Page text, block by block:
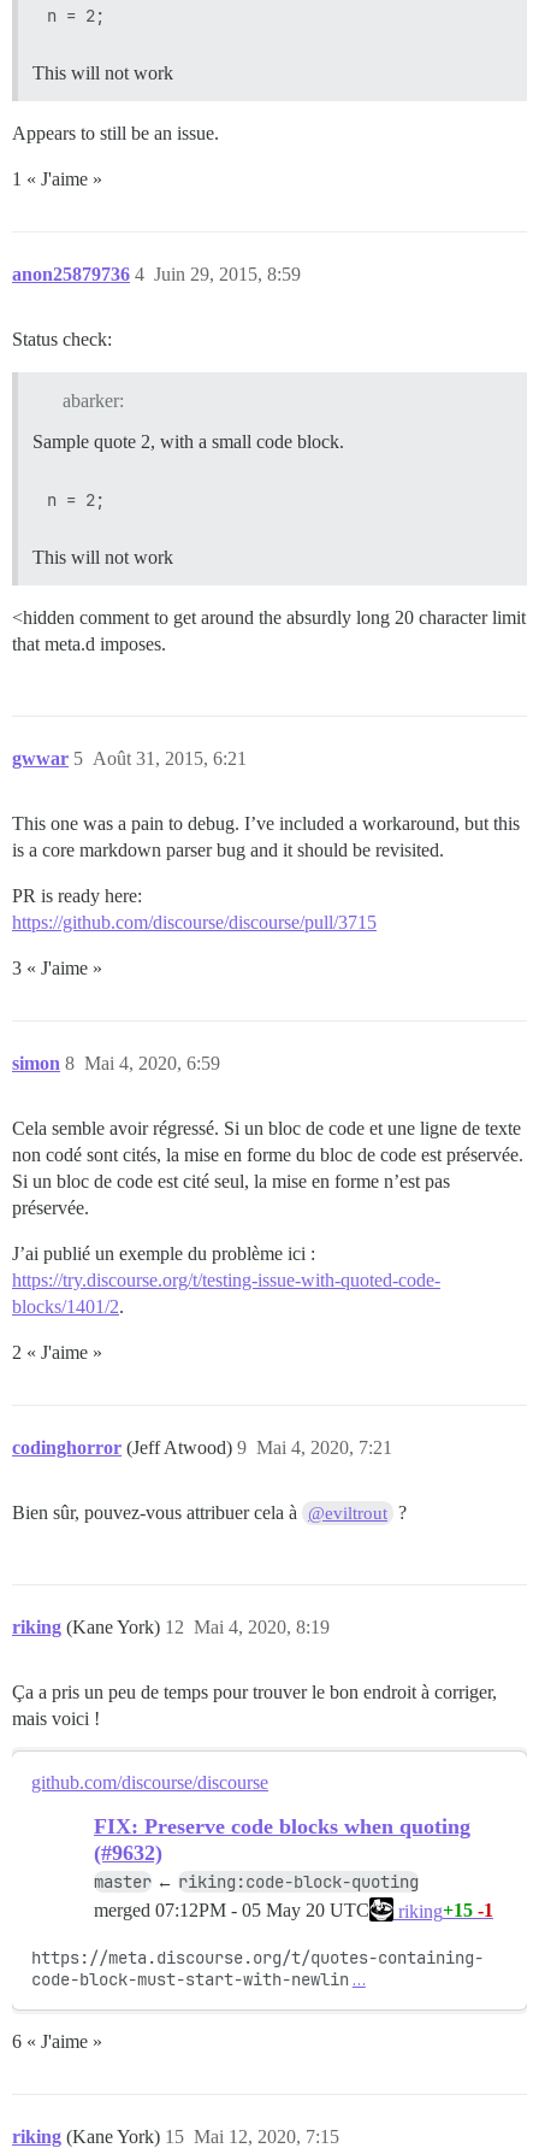
This will not work
Appears to still be an issue.
1 « J'aime »
anon25879736 Juin 29, 2015, 8:59
4
Status check:
abarker:
Sample quote 2, with a small code block.
This will not work
<hidden comment to get around the absurdly long 20 character limit
that meta.d imposes.
gwwar Août 31, 2015, 6:21
5
This one was a pain to debug. I’ve included a workaround, but this
is a core markdown parser bug and it should be revisited.
PR is ready here:
https://github.com/discourse/discourse/pull/3715
3 « J'aime »
simon Mai 4, 2020, 6:59
8
Cela semble avoir régressé. Si un bloc de code et une ligne de texte
non codé sont cités, la mise en forme du bloc de code est préservée.
Si un bloc de code est cité seul, la mise en forme n’est pas
préservée.
J’ai publié un exemple du problème ici :
https://try.discourse.org/t/testing-issue-with-quoted-code-
blocks/1401/2.
2 « J'aime »
codinghorror (Jeff Atwood) Mai 4, 2020, 7:21
9
Bien sûr, pouvez-vous attribuer cela à @eviltrout ?
riking (Kane York) Mai 4, 2020, 8:19
12
Ça a pris un peu de temps pour trouver le bon endroit à corriger,
mais voici !
github.com/discourse/discourse
FIX: Preserve code blocks when quoting
(#9632)
master ← riking:code-block-quoting
merged 07:12PM - 05 May 20 UTC riking+15 -1
https://meta.discourse.org/t/quotes-containing-
code-block-must-start-with-newlin …
6 « J'aime »
riking (Kane York) Mai 12, 2020, 7:15
15